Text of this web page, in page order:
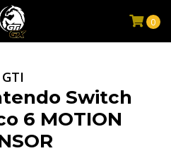
0
GTI
Switch
6 MOTION